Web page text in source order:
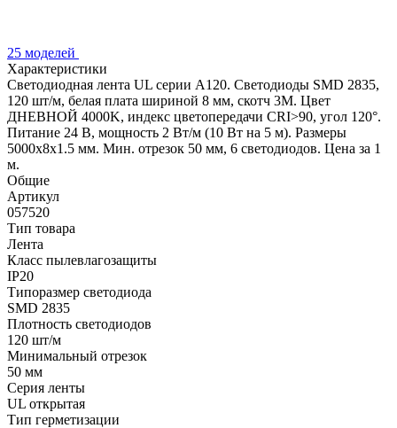
25 моделей
Характеристики
Светодиодная лента UL серии A120. Светодиоды SMD 2835,
120 шт/м, белая плата шириной 8 мм, скотч 3M. Цвет
ДНЕВНОЙ 4000K, индекс цветопередачи CRI>90, угол 120°.
Питание 24 В, мощность 2 Вт/м (10 Вт на 5 м). Размеры
5000x8x1.5 мм. Мин. отрезок 50 мм, 6 светодиодов. Цена за 1
м.
Общие
Артикул
057520
Тип товара
Лента
Класс пылевлагозащиты
IP20
Типоразмер светодиода
SMD 2835
Плотность светодиодов
120 шт/м
Минимальный отрезок
50 мм
Серия ленты
UL открытая
Тип герметизации